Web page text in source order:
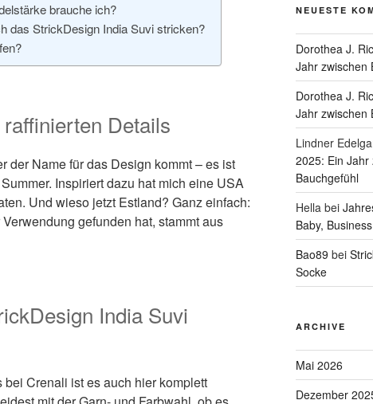
brauche ich?
das StrickDesign India Suvi stricken?
Details
der Name für das Design kommt – es ist
Inspiriert dazu hat mich eine USA
Und wieso jetzt Estland? Ganz einfach:
gefunden hat, stammt aus
India Suvi
Crenali ist es auch hier komplett
NEUESTE
Dorothea J.
Jahr zwischen
Dorothea J.
Jahr zwischen
Lindner
2025: Ein Jahr
Bauchgefühl
Hellabei
Baby,
Bao89 bei
Socke
ARCHIVE
Mai 2026
Dezember